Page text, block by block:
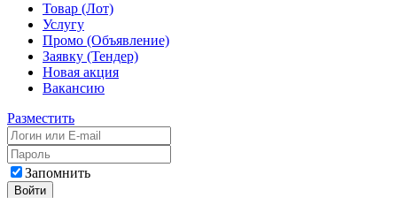
Товар (Лот)
Услугу
Промо (Объявление)
Заявку (Тендер)
Новая акция
Вакансию
Разместить
Запомнить
Войти